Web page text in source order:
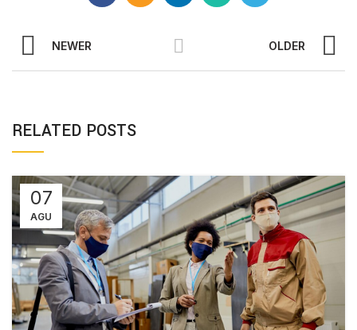
NEWER OLDER
RELATED POSTS
07
AGU